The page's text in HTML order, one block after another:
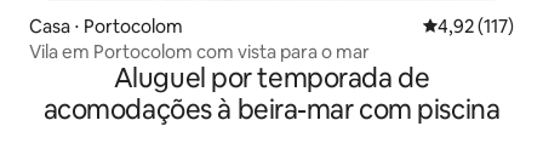
Casa ⋅ Portocolom 4,92 de uma
4,92 (117)
Vila em Portocolom com vista para o mar
Aluguel por temporada de
acomodações à beira-mar com piscina